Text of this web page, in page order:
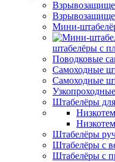
Мини-
штабелёры с
Поводковые
Самоходные
Самоходные
Штабелёры
Штабелёры
Штабелёры с
Штабелёры с